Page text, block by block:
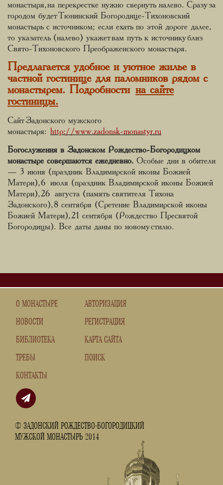
монастыря, на перекрестке нужно свернуть налево. Сразу за
городом будет Тюнинский Богородице-Тихоновский
монастырь с источником; если ехать по этой дороге далее,
то указатель (налево) укажет вам путь к источнику близ
Свято-Тихоновского Преображенского монастыря.
Предлагается удобное и уютное жилье в
частной гостинице для паломников рядом с
монастырем. Подробности на сайте
гостиницы.
Сайт Задонского мужского
монастыря:
http://www.zadonsk-monastyr.ru
Богослужения в Задонском Рождество-Богородицком
монастыре совершаются ежедневно. Особые дни в обители
— 3 июня (праздник Владимирской иконы Божией
Матери), 6 июля (праздник Владимирской иконы Божией
Матери), 26 августа (память святителя Тихона
Задонского), 8 сентября (Сретение Владимирской иконы
Божией Матери), 21 сентября (Рождество Пресвятой
Богородицы). Все даты даны по новому стилю.
О МОНАСТЫРЕ
НОВОСТИ
БИБЛИОТЕКА
ТРЕБЫ
КОНТАКТЫ
© ЗАДОНСКИЙ РОЖДЕСТВО-БОГОРОДИЦКИЙ
МУЖСКОЙ МОНАСТЫРЬ 2014
АВТОРИЗАЦИЯ
РЕГИСТРАЦИЯ
КАРТА САЙТА
ПОИСК